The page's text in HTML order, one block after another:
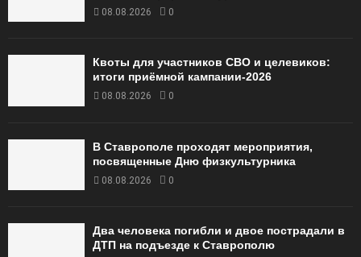
08.08.2026 0
Квоты для участников СВО и целевиков:
итоги приёмной кампании‑2026
08.08.2026 0
В Ставрополе проходят мероприятия,
посвященные Дню физкультурника
08.08.2026 0
Два человека погибли и двое пострадали в
ДТП на подъезде к Ставрополю